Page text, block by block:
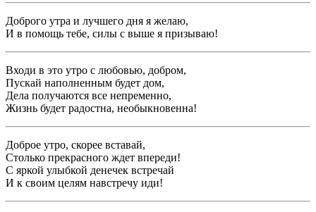
Доброго утра и лучшего дня я желаю,
И в помощь тебе, силы с выше я призываю!
Входи в это утро с любовью, добром,
Пускай наполненным будет дом,
Дела получаются все непременно,
Жизнь будет радостна, необыкновенна!
Доброе утро, скорее вставай,
Столько прекрасного ждет впереди!
С яркой улыбкой денечек встречай
И к своим целям навстречу иди!